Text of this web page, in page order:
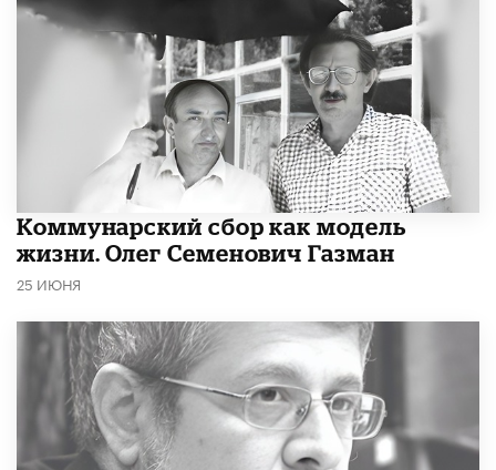
​Коммунарский сбор как модель
жизни. Олег Семенович Газман
25 ИЮНЯ